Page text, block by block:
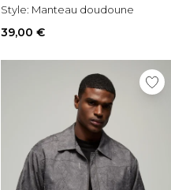
Style: Manteau doudoune
39,00 €